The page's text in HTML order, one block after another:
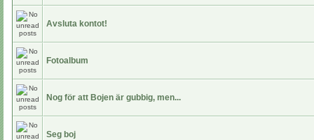
Avsluta kontot!
Fotoalbum
Nog för att Bojen är gubbig, men...
Seg boj